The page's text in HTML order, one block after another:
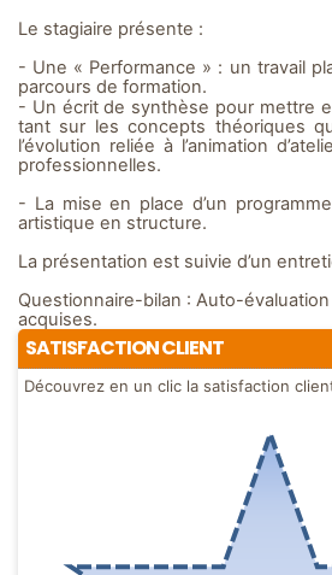
Le stagiaire présente :
- Une « Performance » : un travail
parcours de formation.
- Un écrit de synthèse pour mettre
tant sur les concepts théoriques
l’évolution reliée à l’animation
professionnelles.
- La mise en place d’un
artistique en structure.
La présentation est suivie d’un
Questionnaire-bilan : Auto-
acquises.
SATISFACTION CLIENT
Découvrez en un clic la satisfaction